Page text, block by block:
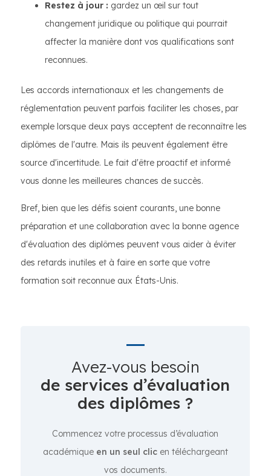
Restez à jour : gardez un œil sur tout
changement juridique ou politique qui pourrait
affecter la manière dont vos qualifications sont
reconnues.
Les accords internationaux et les changements de
réglementation peuvent parfois faciliter les choses, par
exemple lorsque deux pays acceptent de reconnaître les
diplômes de l'autre. Mais ils peuvent également être
source d'incertitude. Le fait d'être proactif et informé
vous donne les meilleures chances de succès.
Bref, bien que les défis soient courants, une bonne
préparation et une collaboration avec la bonne agence
d'évaluation des diplômes peuvent vous aider à éviter
des retards inutiles et à faire en sorte que votre
formation soit reconnue aux États-Unis.
Avez-vous besoin
de services d’évaluation
des diplômes ?
Commencez votre processus d’évaluation
académiqueen un seul clicen téléchargeant
vos documents.